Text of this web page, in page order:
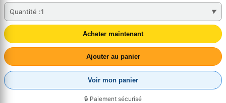
Quantité :1
Acheter maintenant
Ajouter au panier
Voir mon panier
🔒 Paiement sécurisé